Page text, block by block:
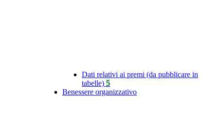
Dati relativi ai premi (da pubblicare in
tabelle) 5
Benessere organizzativo